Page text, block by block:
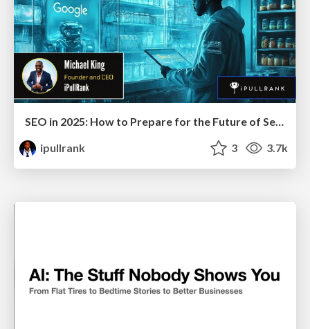
SEO in 2025: How to Prepare for the Future of Search
ipullrank
3 3.7k